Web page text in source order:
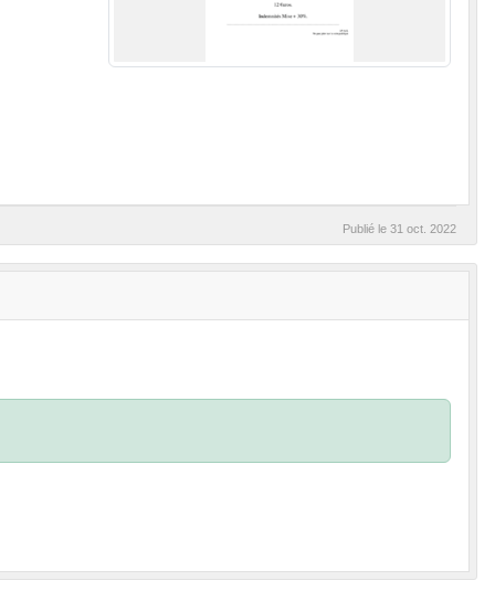
Publié le 31 oct. 2022